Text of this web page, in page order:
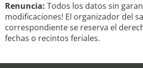
Renuncia: Todos los datos sin
modificaciones! El organizador del
correspondiente se reserva el
fechas o recintos feriales.